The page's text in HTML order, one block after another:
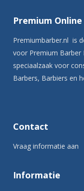
Premium
Premiumbarber.nl is
voor Premium Barber
speciaalzaak voor
Barbers, Barbiers en
Contact
Vraag informatie aan
Informatie